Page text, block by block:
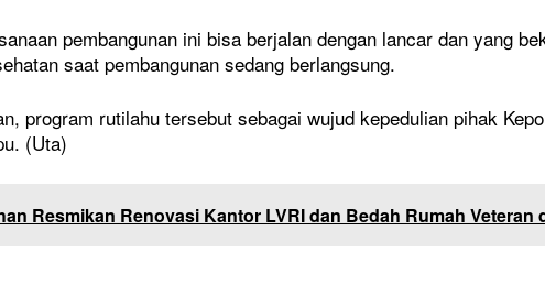
NASIONAL
Mentan Cabut Izin Distributor Pupuk
Mahasiswa
7 Mei 2026
pembangunan ini bisa berjalan dengan lancar dan yang
saat pembangunan sedang berlangsung.
program rutilahu tersebut sebagai wujud kepedulian pihak
(Uta)
Resmikan Renovasi Kantor LVRI dan Bedah Rumah Veteran